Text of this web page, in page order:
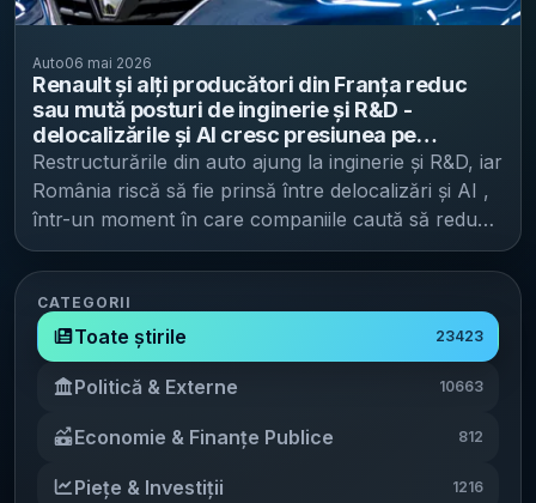
Auto06 mai 2026
Renault și alți producători din Franța reduc
sau mută posturi de inginerie și R&D -
delocalizările și AI cresc presiunea pe
„gulerele albe”, inclusiv în România
Restructurările din auto ajung la inginerie și R&D, iar
România riscă să fie prinsă între delocalizări și AI ,
într-un moment în care companiile caută să reducă
rapid costurile și să mute activități cu valoare
adăugată mai aproape de noile centre de producție.
O analiză preluată de Economedia arată că
„gulerele albe” din industrie – inclusiv ingineri și
dezvoltatori – nu mai sunt protejați de valul de
delocalizări și de accelerarea utilizării inteligenței
semnalele vin din Franța, dar mecanismele descrise
(mutarea activităților, comprimarea costurilor,
CATEGORII
Toate știrile 23423
Politică & Externe 10663
Economie & Finanțe Publice 812
Piețe & Investiții 1216